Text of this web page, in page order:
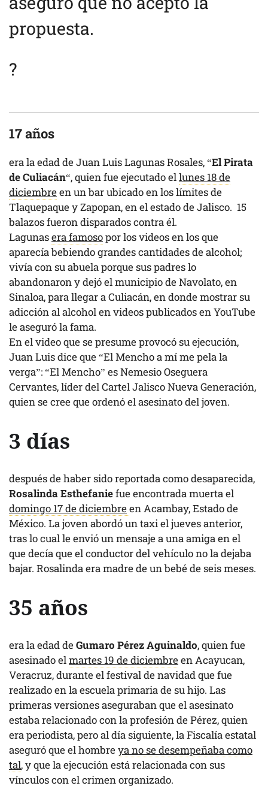
propuesta.
?
17 años
era la edad de Juan Luis Lagunas Rosales, “El Pirata
de Culiacán“, quien fue ejecutado ellunes 18 de
diciembreen un bar ubicado en los límites de
Tlaquepaque y Zapopan, en el estado de Jalisco. 15
balazos fueron disparados contra él.
Lagunasera famosopor los videos en los que
aparecía bebiendo grandes cantidades de alcohol;
vivía con su abuela porque sus padres lo
abandonaron y dejó el municipio de Navolato, en
Sinaloa, para llegar a Culiacán, en donde mostrar su
adicción al alcohol en videos publicados en YouTube
le aseguró la fama.
En el video que se presume provocó su ejecución,
Juan Luis dice que “El Mencho a mí me pela la
verga”: “El Mencho” es Nemesio Oseguera
Cervantes, líder del Cartel Jalisco Nueva Generación,
quien se cree que ordenó el asesinato del joven.
3 días
después de haber sido reportada como desaparecida,
Rosalinda Esthefaniefue encontrada muerta el
domingo 17 de diciembreen Acambay, Estado de
México. La joven abordó un taxi el jueves anterior,
tras lo cual le envió un mensaje a una amiga en el
que decía que el conductor del vehículo no la dejaba
bajar. Rosalinda era madre de un bebé de seis meses.
35 años
era la edad deGumaro Pérez Aguinaldo, quien fue
asesinado elmartes 19 de diciembreen Acayucan,
Veracruz, durante el festival de navidad que fue
realizado en la escuela primaria de su hijo. Las
primeras versiones aseguraban que el asesinato
estaba relacionado con la profesión de Pérez, quien
era periodista, pero al día siguiente, la Fiscalía estatal
aseguró que el hombreya no se desempeñaba como
tal, y que la ejecución está relacionada con sus
vínculos con el crimen organizado.